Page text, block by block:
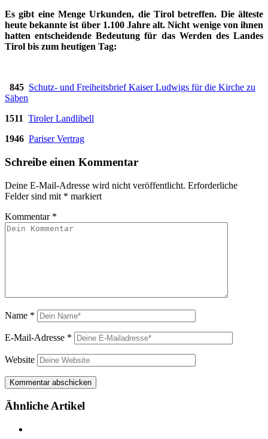
Es gibt eine Menge Urkunden, die Tirol betreffen. Die älteste
heute bekannte ist über 1.100 Jahre alt. Nicht wenige von ihnen
hatten entscheidende Bedeutung für das Werden des Landes
Tirol bis zum heutigen Tag:
845 Schutz- und Freiheitsbrief Kaiser Ludwigs für die Kirche zu
Säben
1511 Tiroler Landlibell
1946 Pariser Vertrag
Schreibe einen Kommentar
Deine E-Mail-Adresse wird nicht veröffentlicht. Erforderliche
Felder sind mit * markiert
Kommentar *
Name *
E-Mail-Adresse *
Website
Ähnliche Artikel